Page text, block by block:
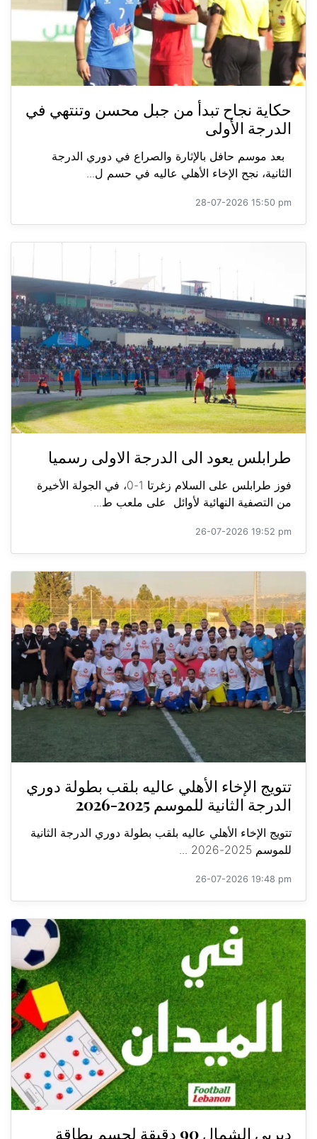
حكاية نجاح تبدأ من جبل محسن وتنتهي في
الدرجة الأولى
بعد موسم حافل بالإثارة والصراع في دوري الدرجة
الثانية، نجح الإخاء الأهلي عاليه في حسم ل...
28-07-2026 15:50 pm
طرابلس يعود الى الدرجة الاولى رسميا
فوز طرابلس على السلام زغرتا 1-0، في الجولة الأخيرة
من التصفية النهائية لأوائل على ملعب ط...
26-07-2026 19:52 pm
تتويج الإخاء الأهلي عاليه بلقب بطولة دوري
الدرجة الثانية للموسم 2025-2026
تتويج الإخاء الأهلي عاليه بلقب بطولة دوري الدرجة الثانية
للموسم 2025-2026 ...
26-07-2026 19:48 pm
ديربي الشمال 90 دقيقة لحسم بطاقة